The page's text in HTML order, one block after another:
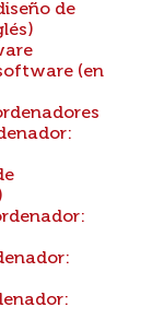
de
(en